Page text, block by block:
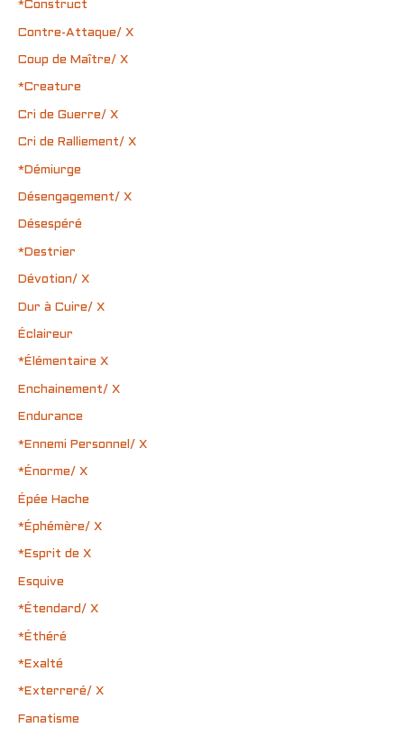
*Construct
Contre-Attaque/ X
Coup de Maître/ X
*Creature
Cri de Guerre/ X
Cri de Ralliement/ X
*Démiurge
Désengagement/ X
Désespéré
*Destrier
Dévotion/ X
Dur à Cuire/ X
Éclaireur
*Élémentaire X
Enchainement/ X
Endurance
*Ennemi Personnel/ X
*Énorme/ X
Épée Hache
*Éphémère/ X
*Esprit de X
Esquive
*Étendard/ X
*Éthéré
*Exalté
*Exterreré/ X
Fanatisme